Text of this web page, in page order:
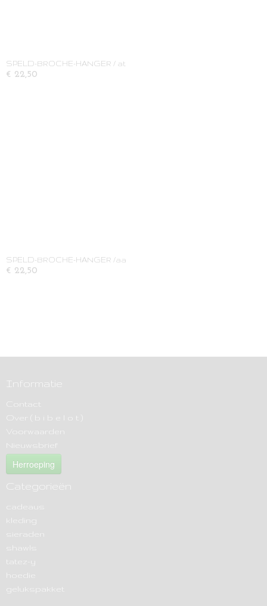
SPELD-BROCHE-HANGER / at
€ 22,50
SPELD-BROCHE-HANGER /aa
€ 22,50
Informatie
Contact
Over ( b i b e l o t )
Voorwaarden
Nieuwsbrief
Herroeping
Categorieën
cadeaus
kleding
sieraden
shawls
tatez-y
hoedie
gelukspakket